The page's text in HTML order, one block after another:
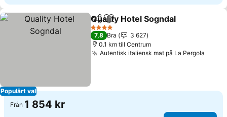
Populärt val
Dela Lägg till i Mina Favoriter
Quality Hotel Sogndal
4 Stjärnor
7,8 Bra
3 627
0.1 km till Centrum
Autentisk italiensk mat på La Pergola
Från 1 854 kr